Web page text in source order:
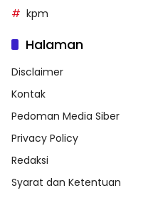
kpm
Halaman
Disclaimer
Kontak
Pedoman Media Siber
Privacy Policy
Redaksi
Syarat dan Ketentuan